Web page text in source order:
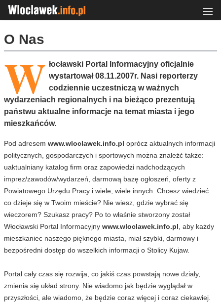
O Nas
W łocławski Portal Informacyjny oficjalnie
wystartował 08.11.2007r. Nasi reporterzy
codziennie uczestniczą w ważnych
wydarzeniach regionalnych i na bieżąco prezentują
państwu aktualne informacje na temat miasta i jego
mieszkańców.
Pod adresem www.wloclawek.info.pl oprócz aktualnych informacji
politycznych, gospodarczych i sportowych można znaleźć także:
uaktualniany katalog firm oraz zapowiedzi nadchodzących
imprez/zawodów/wydarzeń, darmową bazę ogłoszeń, oferty z
Powiatowego Urzędu Pracy i wiele, wiele innych. Chcesz wiedzieć
co dzieje się w Twoim mieście? Nie wiesz, gdzie wybrać się
wieczorem? Szukasz pracy? Po to właśnie stworzony został
Włocławski Portal Informacyjny www.wloclawek.info.pl , aby każdy
mieszkaniec naszego pięknego miasta, miał szybki, darmowy i
bezpośredni dostęp do wszelkich informacji o Stolicy Kujaw.
Portal cały czas się rozwija, co jakiś czas powstają nowe działy,
zmienia się układ strony. Nie wiadomo jak będzie wyglądał w
przyszłości, ale wiadomo, że będzie coraz więcej i coraz ciekawiej.